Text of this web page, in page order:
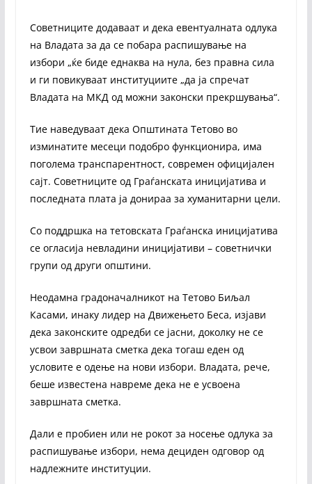
Советниците додаваат и дека евентуалната одлука
на Владата за да се побара распишување на
избори „ќе биде еднаква на нула, без правна сила
и ги повикуваат институциите „да ја спречат
Владата на МКД од можни законски прекршувања“.
Тие наведуваат дека Општината Тетово во
изминатите месеци подобро функционира, има
поголема транспарентност, современ официјален
сајт. Советниците од Граѓанската иницијатива и
последната плата ја донираа за хуманитарни цели.
Со поддршка на тетовската Граѓанска иницијатива
се огласија невладини иницијативи – советнички
групи од други општини.
Неодамна градоначалникот на Тетово Биљал
Касами, инаку лидер на Движењето Беса, изјави
дека законските одредби се јасни, доколку не се
усвои завршната сметка дека тогаш еден од
условите е одење на нови избори. Владата, рече,
беше известена навреме дека не е усвоена
завршната сметка.
Дали е пробиен или не рокот за носење одлука за
распишување избори, нема дециден одговор од
надлежните институции.